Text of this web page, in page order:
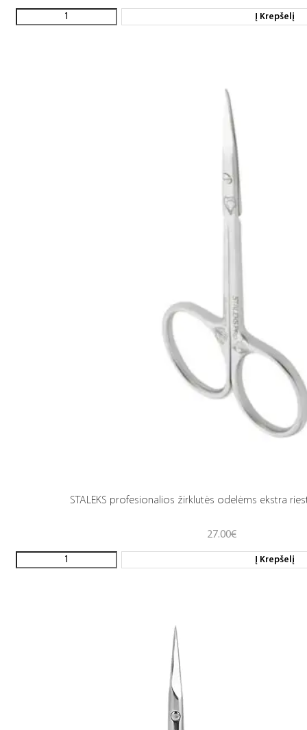
Į Krepšelį
STALEKS profesionalios žirklutės odelėms ekstra
27.00€
Į Krepšelį